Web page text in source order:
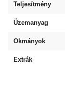
Teljesítmény
Üzemanyag
Okmányok
Extrák